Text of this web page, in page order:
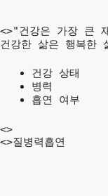
<>"건강은 가장 큰
건강한 삶은 행복한
건강 상태
병력
흡연 여부
<>
<>질병력흡연